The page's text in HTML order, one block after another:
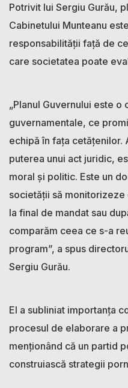
Potrivit lui Sergiu Gurău,
Cabinetului Munteanu
responsabilității față de
care societatea poate
„Planul Guvernului este
guvernamentale, ce
echipă în fața cetățenilor.
puterea unui act juridic,
moral și politic. Este un
societății să
la final de mandat sau
comparăm ceea ce s-a
program”, a spus
Sergiu Gurău.
El a subliniat importanța
procesul de elaborare a
menționând că un partid
construiască strategii